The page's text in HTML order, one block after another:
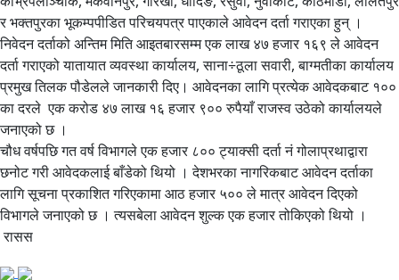
र भक्तपुरका भूकम्पपीडित परिचयपत्र पाएकाले आवेदन दर्ता गराएका हुन् ।
निवेदन दर्ताको अन्तिम मिति आइतबारसम्म एक लाख ४७ हजार १६९ ले आवेदन
दर्ता गराएको यातायात व्यवस्था कार्यालय, साना÷ठूला सवारी, बाग्मतीका कार्यालय
प्रमुख तिलक पौडेलले जानकारी दिए। आवेदनका लागि प्रत्येक आवेदकबाट १००
का दरले एक करोड ४७ लाख १६ हजार ९०० रुपैयाँ राजस्व उठेको कार्यालयले
जनाएको छ ।
चौध वर्षपछि गत वर्ष विभागले एक हजार ८०० ट्याक्सी दर्ता नं गोलाप्रथाद्वारा
छनोट गरी आवेदकलाई बाँडेको थियो । देशभरका नागरिकबाट आवेदन दर्ताका
लागि सूचना प्रकाशित गरिएकामा आठ हजार ५०० ले मात्र आवेदन दिएको
विभागले जनाएको छ । त्यसबेला आवेदन शुल्क एक हजार तोकिएको थियो ।
रासस